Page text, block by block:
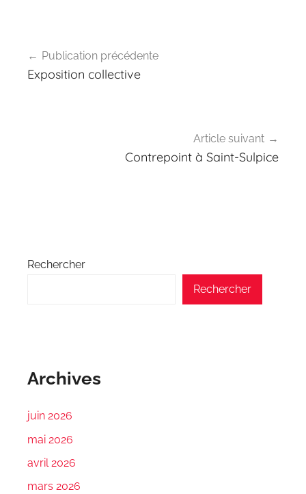
de
Publication précédente
Exposition collective
Article suivant
Contrepoint à Saint-Sulpice
Rechercher
Rechercher
Archives
juin 2026
mai 2026
avril 2026
mars 2026